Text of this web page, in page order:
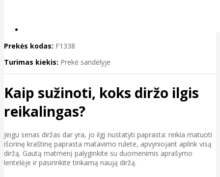
Prekės kodas: F1338
Turimas kiekis: Prekė sandėlyje
Kaip sužinoti, koks diržo ilgis
reikalingas?
Jeigu senas diržas dar yra, jo ilgį nustatyti paprasta: reikia matuoti
išorinę kraštinę paprasta matavimo rulete, apvyniojant aplink visą
diržą. Gautą matmenį palyginkite su duomenimis aprašymo
lentelėje ir pasirinkite tinkamą naują diržą.